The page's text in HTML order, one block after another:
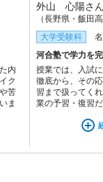
内
ク
苦
ま
う
外山 心陽さん
（長野県・飯田高
大学受験科
名
河合塾で学力を
授業では、入試
徹底から、その
習まで扱ってく
業の予習・復習
りと同じペース